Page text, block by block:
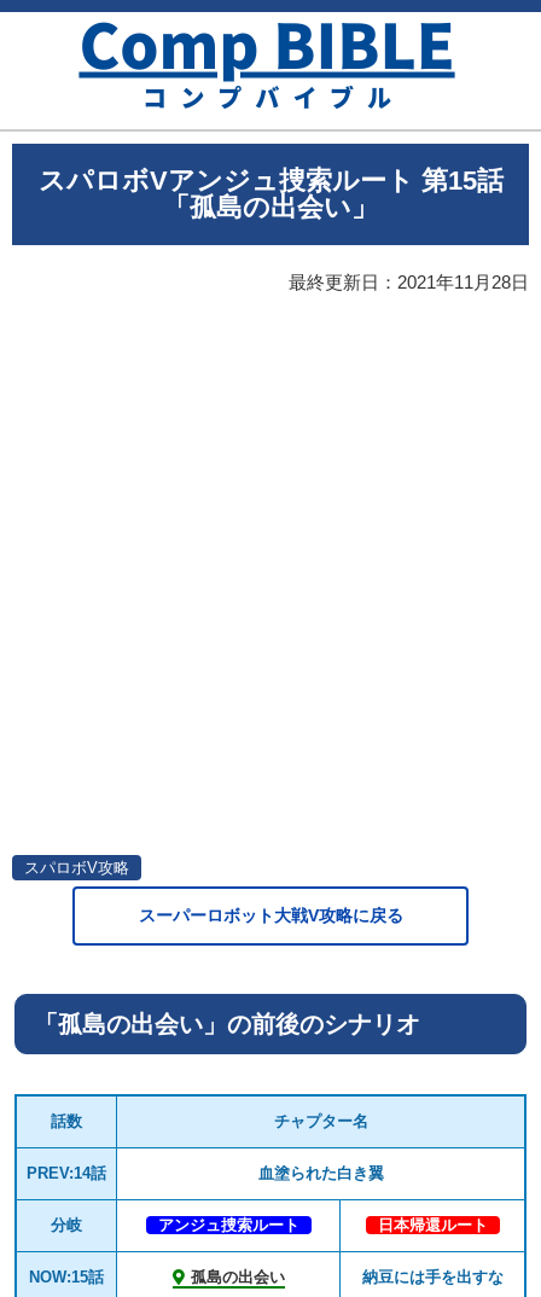
スパロボVアンジュ捜索ルート 第15話
「孤島の出会い」
最終更新日： 2021年11月28日
スパロボV攻略
スーパーロボット大戦V攻略に戻る
「孤島の出会い」の前後のシナリオ
話数 チャプター名
PREV:14話 血塗られた白き翼
分岐 アンジュ捜索ルート 日本帰還ルート
NOW:15話 孤島の出会い 納豆には手を出すな